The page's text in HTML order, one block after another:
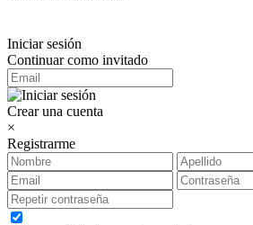
Iniciar sesión
Continuar como invitado
Crear una cuenta
×
Registrarme